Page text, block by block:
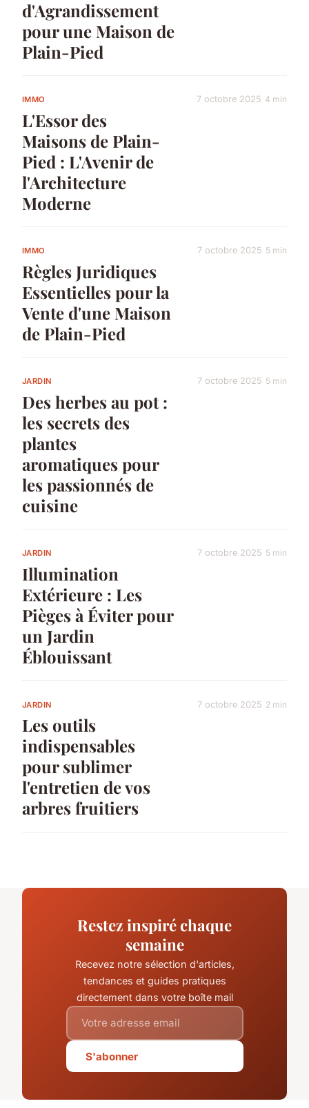
d'Agrandissement
pour une Maison de
Plain-Pied
IMMO
L'Essor des
Maisons de Plain-
Pied : L'Avenir de
l'Architecture
Moderne
7 octobre 2025 4 min
IMMO
Règles Juridiques
Essentielles pour la
Vente d'une Maison
de Plain-Pied
7 octobre 2025 5 min
JARDIN
Des herbes au pot :
les secrets des
plantes
aromatiques pour
les passionnés de
cuisine
7 octobre 2025 5 min
JARDIN
Illumination
Extérieure : Les
Pièges à Éviter pour
un Jardin
Éblouissant
7 octobre 2025 5 min
JARDIN
Les outils
indispensables
pour sublimer
l'entretien de vos
arbres fruitiers
7 octobre 2025 2 min
Restez inspiré chaque
semaine
Recevez notre sélection d'articles,
tendances et guides pratiques
directement dans votre boîte mail
S'abonner